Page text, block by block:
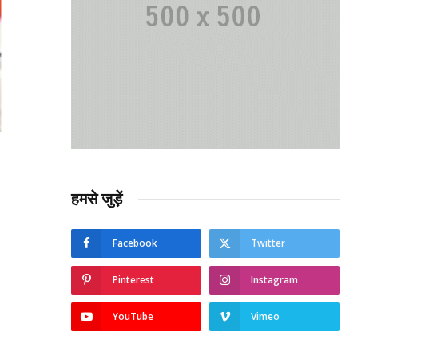
हमसे जुड़ें
Facebook Twitter
Pinterest Instagram
YouTube Vimeo